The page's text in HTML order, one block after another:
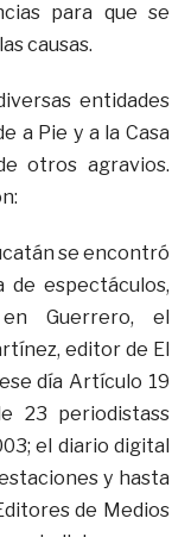
para que se
causas.
entidades
a Pie y a la Casa
otros agravios.
se encontró
de espectáculos,
en Guerrero, el
editor de El
día Artículo 19
23 periodistass
el diario digital
y hasta
de Medios